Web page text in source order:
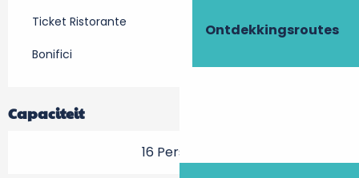
Ontdekkingsroutes
Ticket Ristorante
Bonifici
Capaciteit
16 Personen